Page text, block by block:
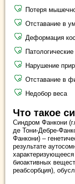
Потеря
Отставание в
Деформация
Нарушение
Отставание в
Недобор веса
Что такое
Синдром Фанкони
де Тони-Дебре-
Фанкони) –
результате
биоактивных
реабсорбция),